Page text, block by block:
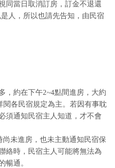
同當日取消訂房，訂金不退還
人，所以也請先告知，由民宿
，約在下午2~4點間進房，大約
閱各民宿規定為主。若因有事耽
須通知民宿主人知道，才不會
未進房，也未主動通知民宿保
絡時，民宿主人可能將無法為
暢通。